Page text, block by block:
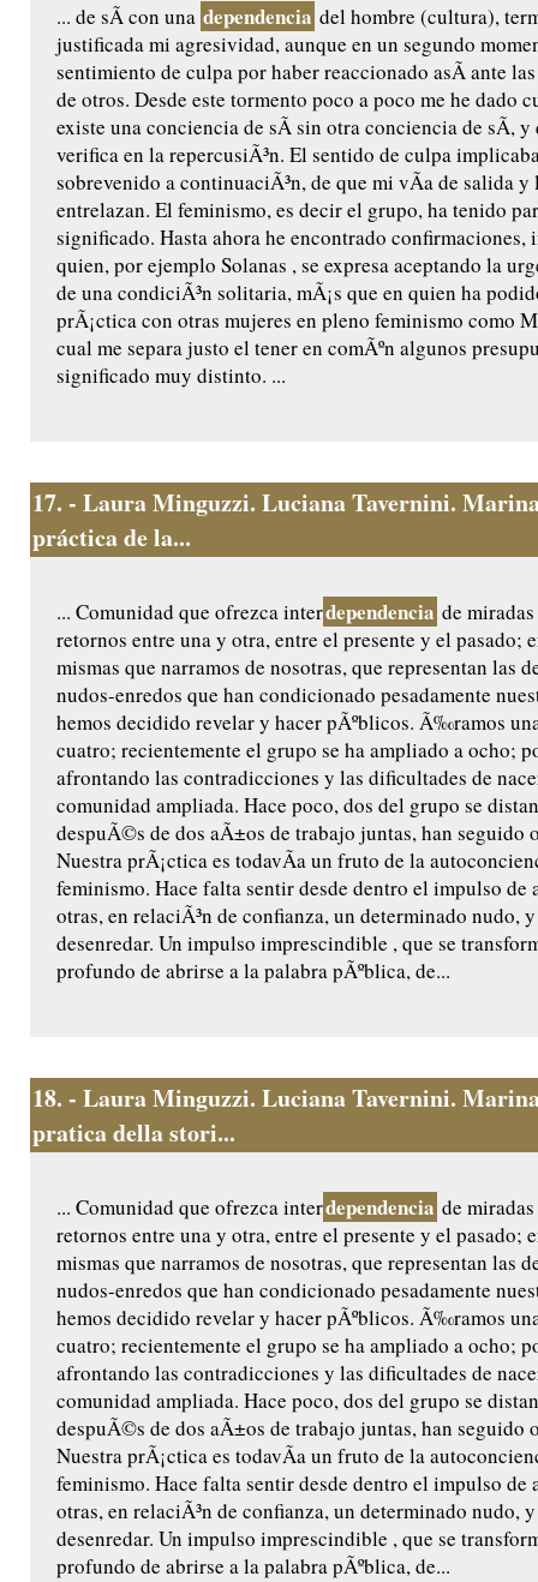
... de sÃ­ con una dependencia del hombre (cultura),
justificada mi agresividad, aunque en un segundo
sentimiento de culpa por haber reaccionado asÃ­ ante
de otros. Desde este tormento poco a poco me he dado
existe una conciencia de sÃ­ sin otra conciencia de sÃ­, y
verifica en la repercusiÃ³n. El sentido de culpa
sobrevenido a continuaciÃ³n, de que mi vÃ­a de salida y
entrelazan. El feminismo, es decir el grupo, ha tenido
significado. Hasta ahora he encontrado confirmaciones,
quien, por ejemplo Solanas , se expresa aceptando la
de una condiciÃ³n solitaria, mÃ¡s que en quien ha
prÃ¡ctica con otras mujeres en pleno feminismo como
cual me separa justo el tener en comÃºn algunos
significado muy distinto. ...
17. - Laura Minguzzi. Luciana Tavernini.
práctica de la...
... Comunidad que ofrezca interdependencia de
retornos entre una y otra, entre el presente y el pasado;
mismas que narramos de nosotras, que representan las
nudos-enredos que han condicionado pesadamente
hemos decidido revelar y hacer pÃºblicos. Ã‰ramos
cuatro; recientemente el grupo se ha ampliado a ocho;
afrontando las contradicciones y las dificultades de
comunidad ampliada. Hace poco, dos del grupo se
despuÃ©s de dos aÃ±os de trabajo juntas, han seguido
Nuestra prÃ¡ctica es todavÃ­a un fruto de la
feminismo. Hace falta sentir desde dentro el impulso de
otras, en relaciÃ³n de confianza, un determinado nudo,
desenredar. Un impulso imprescindible , que se
profundo de abrirse a la palabra pÃºblica, de...
18. - Laura Minguzzi. Luciana Tavernini.
pratica della stori...
... Comunidad que ofrezca interdependencia de
retornos entre una y otra, entre el presente y el pasado;
mismas que narramos de nosotras, que representan las
nudos-enredos que han condicionado pesadamente
hemos decidido revelar y hacer pÃºblicos. Ã‰ramos
cuatro; recientemente el grupo se ha ampliado a ocho;
afrontando las contradicciones y las dificultades de
comunidad ampliada. Hace poco, dos del grupo se
despuÃ©s de dos aÃ±os de trabajo juntas, han seguido
Nuestra prÃ¡ctica es todavÃ­a un fruto de la
feminismo. Hace falta sentir desde dentro el impulso de
otras, en relaciÃ³n de confianza, un determinado nudo,
desenredar. Un impulso imprescindible , que se
profundo de abrirse a la palabra pÃºblica, de...